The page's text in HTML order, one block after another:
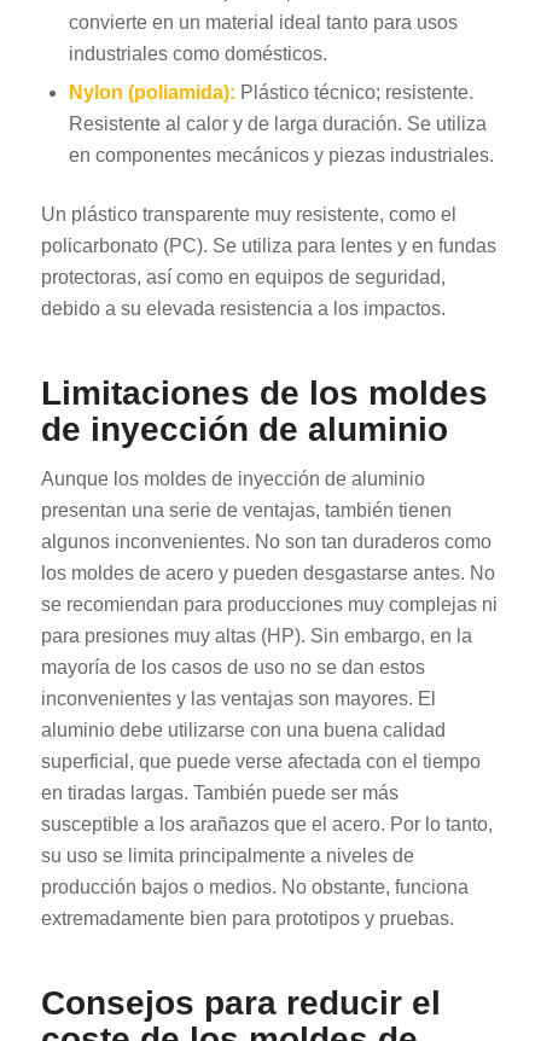
convierte en un material ideal tanto para usos
industriales como domésticos.
Nylon (poliamida): Plástico técnico; resistente.
Resistente al calor y de larga duración. Se utiliza
en componentes mecánicos y piezas industriales.
Un plástico transparente muy resistente, como el
policarbonato (PC). Se utiliza para lentes y en fundas
protectoras, así como en equipos de seguridad,
debido a su elevada resistencia a los impactos.
Limitaciones de los moldes
de inyección de aluminio
Aunque los moldes de inyección de aluminio
presentan una serie de ventajas, también tienen
algunos inconvenientes. No son tan duraderos como
los moldes de acero y pueden desgastarse antes. No
se recomiendan para producciones muy complejas ni
para presiones muy altas (HP). Sin embargo, en la
mayoría de los casos de uso no se dan estos
inconvenientes y las ventajas son mayores. El
aluminio debe utilizarse con una buena calidad
superficial, que puede verse afectada con el tiempo
en tiradas largas. También puede ser más
susceptible a los arañazos que el acero. Por lo tanto,
su uso se limita principalmente a niveles de
producción bajos o medios. No obstante, funciona
extremadamente bien para prototipos y pruebas.
Consejos para reducir el